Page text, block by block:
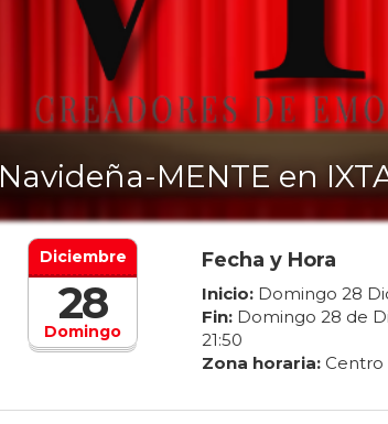
Navideña-MENTE en
Domingo
Diciembre
28
Fecha y Hora
Inicio: Domingo 28
Fin: Domingo 28 de
21:50
Zona horaria: Centro